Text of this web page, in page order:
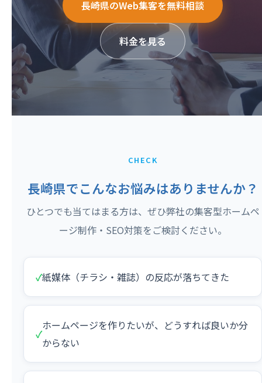
長崎県のWeb集客を無料相談
料金を見る
CHECK
長崎県でこんなお悩みはありませんか？
ひとつでも当てはまる方は、ぜひ弊社の集客型ホームペ
ージ制作・SEO対策をご検討ください。
✓紙媒体（チラシ・雑誌）の反応が落ちてきた
✓
ホームページを作りたいが、どうすれば良いか分
からない